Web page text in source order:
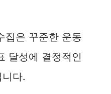
집은 꾸준한 운동
달성에 결정적인
다.